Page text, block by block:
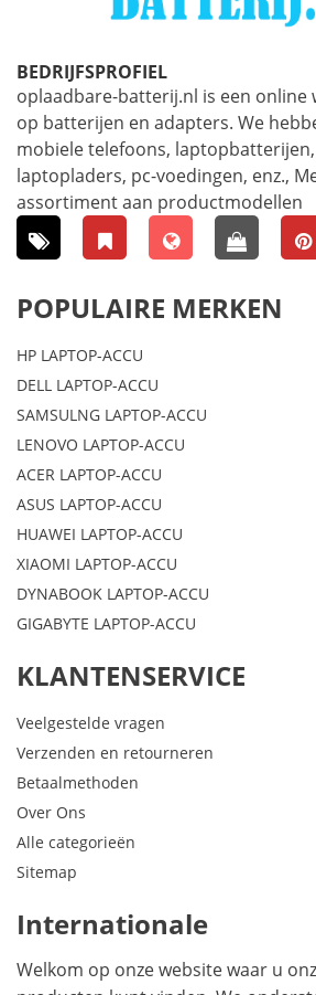
BEDRIJFSPROFIEL
oplaadbare-batterij.nl is een online
op batterijen en adapters. We
mobiele telefoons,
laptopladers, pc-voedingen, enz.,
assortiment aan productmodellen
POPULAIRE MERKEN
HP LAPTOP-ACCU
DELL LAPTOP-ACCU
SAMSULNG LAPTOP-ACCU
LENOVO LAPTOP-ACCU
ACER LAPTOP-ACCU
ASUS LAPTOP-ACCU
HUAWEI LAPTOP-ACCU
XIAOMI LAPTOP-ACCU
DYNABOOK LAPTOP-ACCU
GIGABYTE LAPTOP-ACCU
KLANTENSERVICE
Veelgestelde vragen
Verzenden en retourneren
Betaalmethoden
Over Ons
Alle categorieën
Sitemap
Internationale
Welkom op onze website waar u